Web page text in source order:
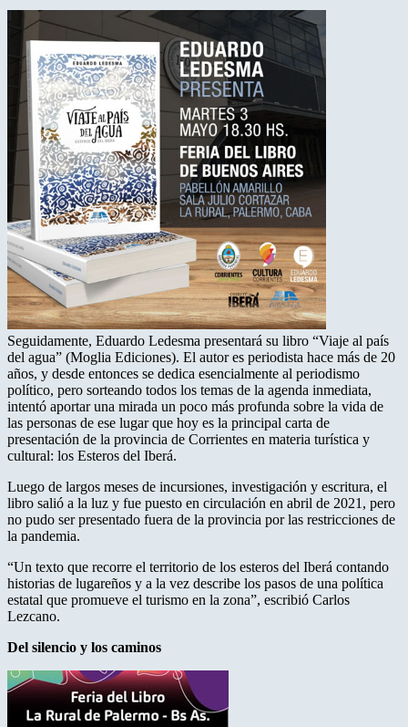
Seguidamente, Eduardo Ledesma presentará su libro “Viaje al país
del agua” (Moglia Ediciones). El autor es periodista hace más de 20
años, y desde entonces se dedica esencialmente al periodismo
político, pero sorteando todos los temas de la agenda inmediata,
intentó aportar una mirada un poco más profunda sobre la vida de
las personas de ese lugar que hoy es la principal carta de
presentación de la provincia de Corrientes en materia turística y
cultural: los Esteros del Iberá.
Luego de largos meses de incursiones, investigación y escritura, el
libro salió a la luz y fue puesto en circulación en abril de 2021, pero
no pudo ser presentado fuera de la provincia por las restricciones de
la pandemia.
“Un texto que recorre el territorio de los esteros del Iberá contando
historias de lugareños y a la vez describe los pasos de una política
estatal que promueve el turismo en la zona”, escribió Carlos
Lezcano.
Del silencio y los caminos